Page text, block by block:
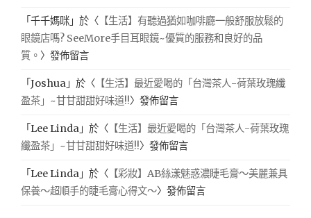
「千千媽咪 」於〈 【生活】有聽過猶如咖啡廳一般舒服放鬆的
眼鏡店嗎? SeeMore手目耳眼鏡~優質的服務和良好的品
質。 〉發佈留言
「Joshua 」於〈 【生活】最近愛喝的「台灣茶人-荷葉玫瑰纖
盈茶」~甘甘甜甜好味道!!〉發佈留言
「Lee Linda 」於〈 【生活】最近愛喝的「台灣茶人-荷葉玫瑰
纖盈茶」~甘甘甜甜好味道!!〉發佈留言
「Lee Linda 」於〈 【彩妝】AB絲漾魅惑濃睫毛膏～美麗兼具
保養～超順手的睫毛膏心得文～〉發佈留言